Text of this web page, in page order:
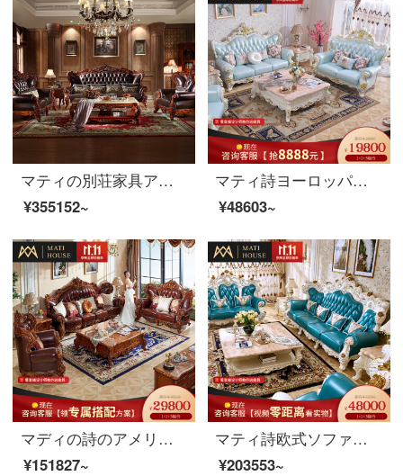
マティの別荘家具アメリカの実木ソファ欧式高級本革ソファ大型リビングソファ931ソファ1+2+4セット
¥355152~
マティ詩ヨーロッパ式の本革ソファーの実木フランス式ソファーの大きな部屋型リビングセットのソファー832のモーランディシリーズの全実木ソファ【シングル位】
¥48603~
マディの詩のアメリカ式ソファー欧式豪華別荘本革セットの木造客間家具を組み合わせた後、近代的な軽贅沢なアメリカナイズの鴻冠ソファーの三人の位になりました。
¥151827~
マティ詩欧式ソファ豪華大ソファー高級別荘本革ソファ実木セットソファ168別荘ロビー級豪華ソファ/三人位
¥203553~